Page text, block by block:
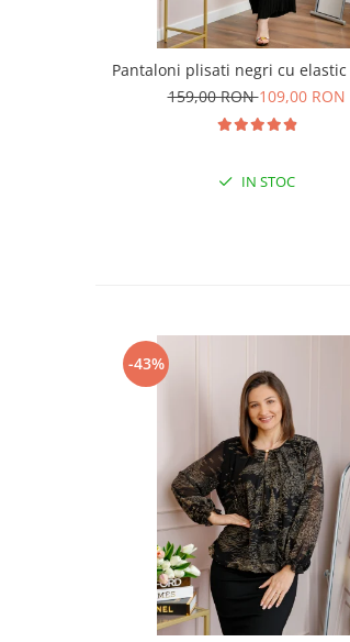
Pantaloni plisati negri cu
159,00 RON109,00 RON
IN STOC
-43%